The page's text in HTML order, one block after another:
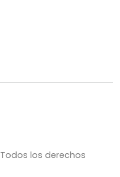
Todos los derechos